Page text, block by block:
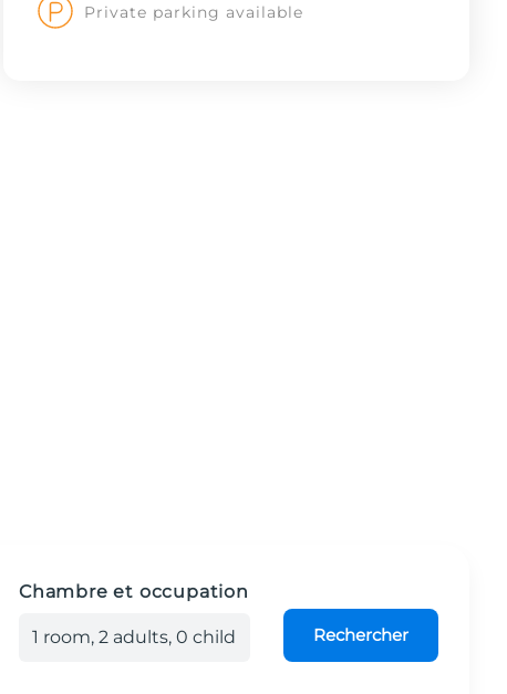
Private parking available
Chambre et occupation
1 room, 2 adults, 0 child Rechercher